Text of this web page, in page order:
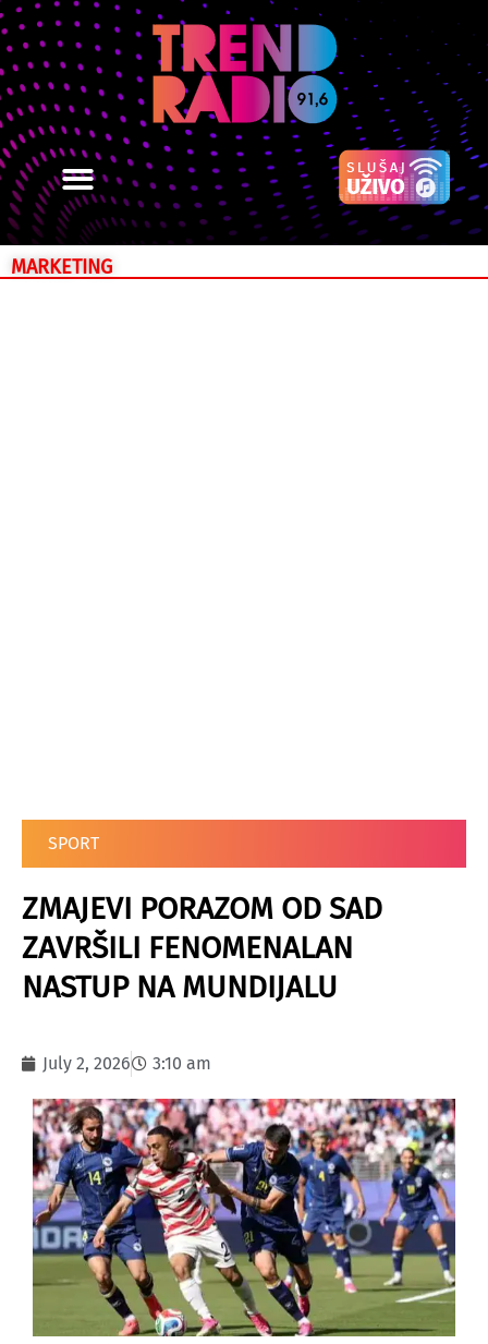
MARKETING
SPORT
ZMAJEVI PORAZOM OD SAD
ZAVRŠILI FENOMENALAN
NASTUP NA MUNDIJALU
July 2, 2026 3:10 am